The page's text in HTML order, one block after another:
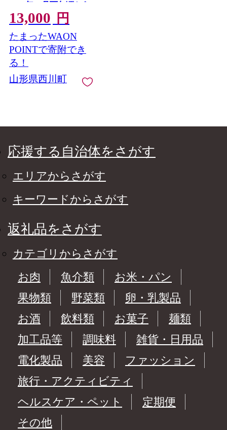
2026年10月下旬頃から
順次発送 林檎 リンゴ
小玉 蜜 秋果実 果物 く
だもの フルーツ 贈り
物 ギフト プレゼント
化粧箱 産地直送 山形
県 西川町 月山 FYN9-
688
13,000 円
たまったWAON
POINTで寄附でき
る！
山形県西川町
応援する自治体をさがす
エリアからさがす
キーワードからさがす
返礼品をさがす
カテゴリからさがす
お肉
魚介類
お米・パン
果物類
野菜類
卵・乳製品
お酒
飲料類 お菓子
麺類
加工品等
調味料
雑貨・日用品
電化製品
美容
ファッション
旅行・アクティビティ
ヘルスケア・ペット
定期便
その他